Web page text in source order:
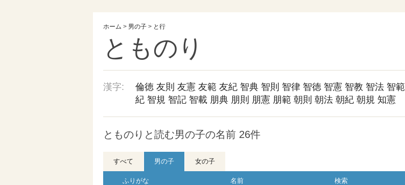
ホーム > 男の子 > と行
とものり
漢字: 倫徳 友則 友憲 友範 友紀 智典 智則 智律 智徳 智憲 智教 智法 智範
紀 智規 智記 智載 朋典 朋則 朋憲 朋範 朝則 朝法 朝紀 朝規 知憲
とものりと読む男の子の名前 26件
すべて 男の子 女の子
ふりがな 名前 検索